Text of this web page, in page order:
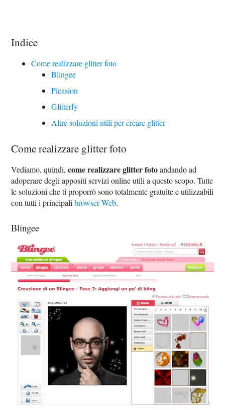
Indice
Come realizzare glitter foto
Blingee
Picasion
Glitterfy
Altre soluzioni utili per creare glitter
Come realizzare glitter foto
Vediamo, quindi,come realizzare glitter fotoandando ad
adoperare degli appositi servizi online utili a questo scopo. Tutte
le soluzioni che ti proporrò sono totalmente gratuite e utilizzabili
con tutti i principalibrowser Web.
Blingee